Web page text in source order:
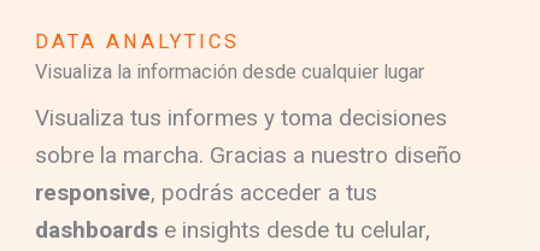
DATA ANALYTICS
Visualiza la información desde cualquier lugar
Visualiza tus informes y toma decisiones
sobre la marcha. Gracias a nuestro diseño
responsive, podrás acceder a tus
dashboards e insights desde tu celular,